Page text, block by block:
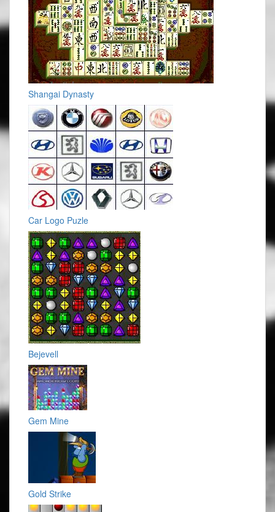
Shangai Dynasty
Car Logo Puzle
Bejevell
Gem Mine
Gold Strike